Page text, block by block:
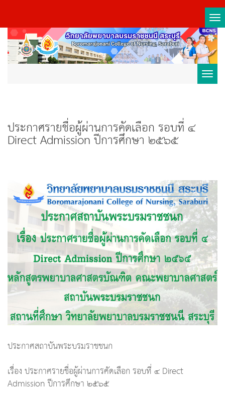
ประกาศรายชื่อผู้ผ่านการคัดเลือก รอบที่ ๔
Direct Admission ปีการศึกษา ๒๕๖๕
ประกาศสถาบันพระบรมราชชนก
เรื่อง ประกาศรายชื่อผู้ผ่านการคัดเลือก รอบที่ ๔ Direct
Admission ปีการศึกษา ๒๕๖๕